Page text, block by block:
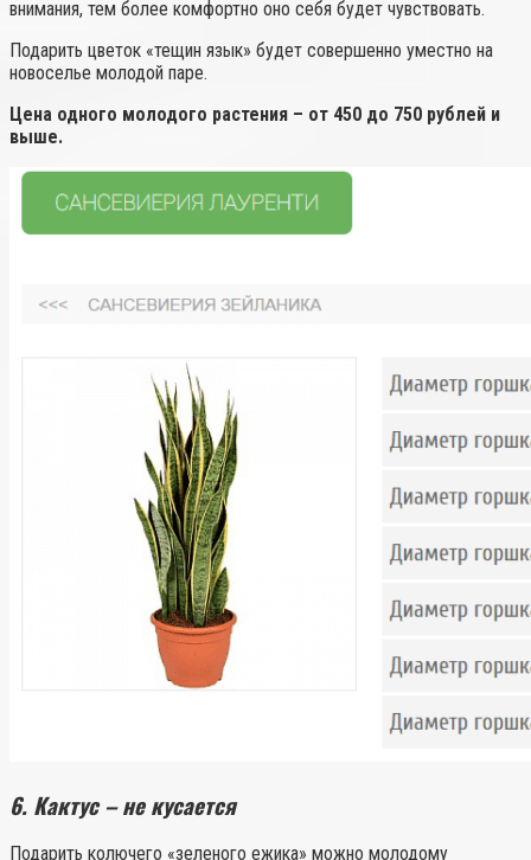
внимания, тем более комфортно оно себя будет чувствовать.
Подарить цветок «тещин язык» будет совершенно уместно на
новоселье молодой паре.
Цена одного молодого растения – от 450 до 750 рублей и
выше.
6. Кактус – не кусается
Подарить колючего «зеленого ежика» можно молодому